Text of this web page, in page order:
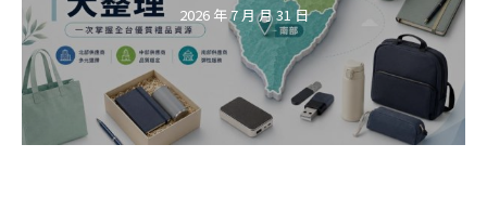
2026 年 7 月 月 31 日